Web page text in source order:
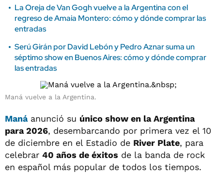
La Oreja de Van Gogh vuelve a la Argentina con el
regreso de Amaia Montero: cómo y dónde comprar las
entradas
Serú Girán por David Lebón y Pedro Aznar suma un
séptimo show en Buenos Aires: cómo y dónde comprar
las entradas
Maná vuelve a la Argentina.
Manáanunció su único show en la Argentina
para 2026, desembarcando por primera vez el 10
de diciembre en el Estadio de River Plate, para
celebrar 40 años de éxitos de la banda de rock
en español más popular de todos los tiempos.